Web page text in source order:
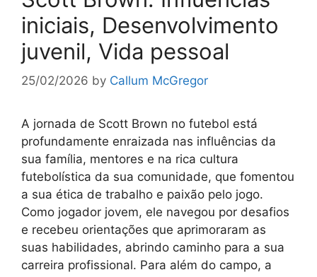
iniciais, Desenvolvimento
juvenil, Vida pessoal
25/02/2026 by Callum McGregor
A jornada de Scott Brown no futebol está
profundamente enraizada nas influências da
sua família, mentores e na rica cultura
futebolística da sua comunidade, que fomentou
a sua ética de trabalho e paixão pelo jogo.
Como jogador jovem, ele navegou por desafios
e recebeu orientações que aprimoraram as
suas habilidades, abrindo caminho para a sua
carreira profissional. Para além do campo, a